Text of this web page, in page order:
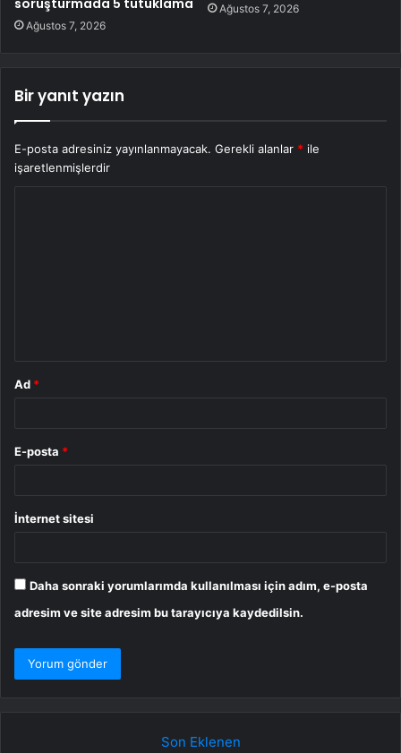
soruşturmada 5 tutuklama
Ağustos 7, 2026
Ağustos 7, 2026
Bir yanıt yazın
E-posta adresiniz yayınlanmayacak. Gerekli alanlar * ile
işaretlenmişlerdir
Ad *
E-posta *
İnternet sitesi
Daha sonraki yorumlarımda kullanılması için adım, e-posta
adresim ve site adresim bu tarayıcıya kaydedilsin.
Son Eklenen